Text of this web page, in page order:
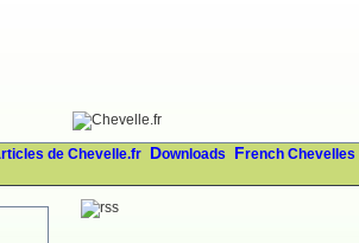
Articles de Chevelle.fr Downloads French Chevelles